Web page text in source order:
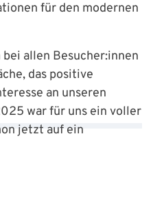
für den modernen
allen Besucher:innen
das positive
an unseren
war für uns ein voller
jetzt auf ein